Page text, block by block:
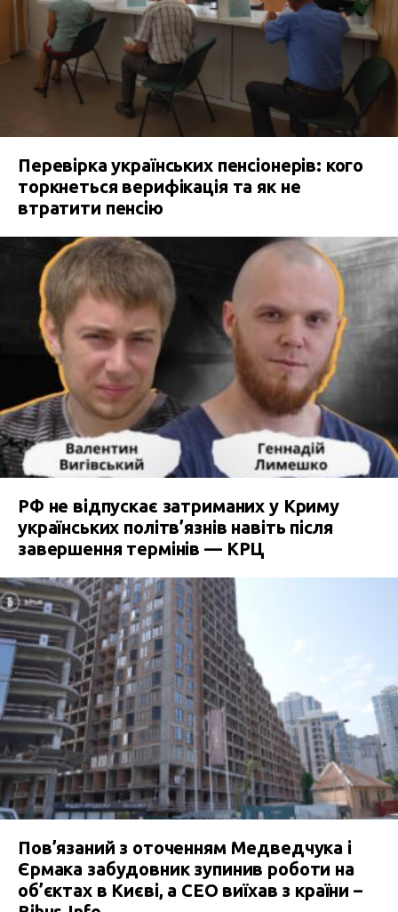
Перевірка українських пенсіонерів: кого
торкнеться верифікація та як не
втратити пенсію
РФ не відпускає затриманих у Криму
українських політв’язнів навіть після
завершення термінів — КРЦ
Пов’язаний з оточенням Медведчука і
Єрмака забудовник зупинив роботи на
об’єктах в Києві, а СЕО виїхав з країни –